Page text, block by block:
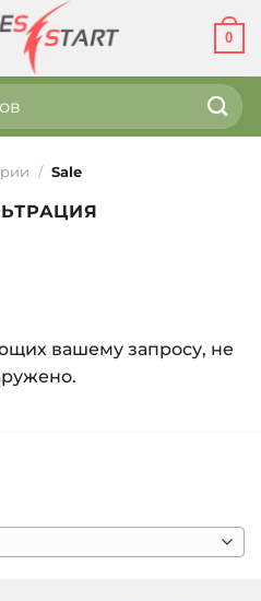
0
/ Sale
вашему запросу, не